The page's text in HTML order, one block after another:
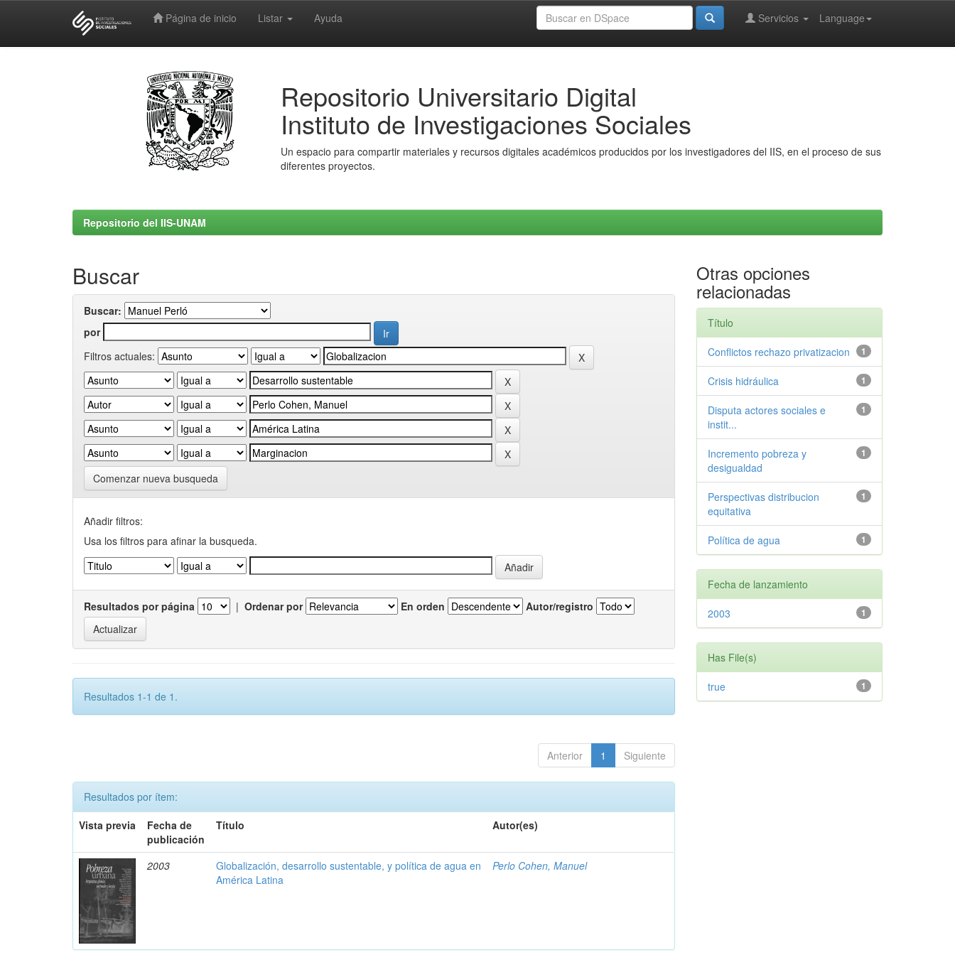
Página de inicio Listar Ayuda Language
Servicios
Repositorio Universitario Digital
Instituto de Investigaciones Sociales
Un espacio para compartir materiales y recursos digitales académicos producidos por los investigadores del IIS, en el proceso de sus
diferentes proyectos.
Repositorio del IIS-UNAM
Buscar
Buscar:
por
Filtros actuales:
Comenzar nueva busqueda
Añadir filtros:
Usa los filtros para afinar la busqueda.
Resultados por página | Ordenar por En orden Autor/registro
Resultados 1-1 de 1.
Anterior 1 Siguiente
Resultados por ítem:
Vista previa
Fecha de
publicación
Título Autor(es)
2003
Globalización, desarrollo sustentable, y política de agua en
América Latina
Perlo Cohen, Manuel
Otras opciones
relacionadas
Título
1
Conflictos rechazo privatizacion
1
Crisis hidráulica
1
Disputa actores sociales e
instit...
1
Incremento pobreza y
desigualdad
1
Perspectivas distribucion
equitativa
1
Política de agua
Fecha de lanzamiento
1
2003
Has File(s)
1
true